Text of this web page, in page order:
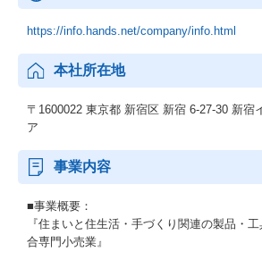
https://info.hands.net/company/info.html
本社所在地
〒1600022 東京都 新宿区 新宿 6-27-30 新宿
ア
事業内容
■事業概要：
『住まいと住生活・手づくり関連の製品・
合専門小売業』